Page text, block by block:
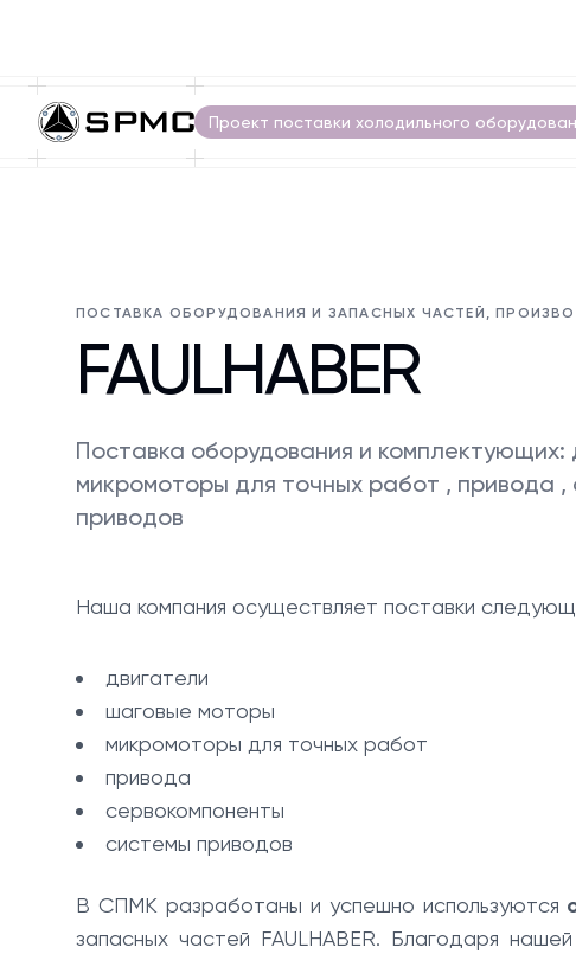
Проект поставки холодильного
ПОСТАВКА ОБОРУДОВАНИЯ И ЗАПАСНЫХ ЧАСТЕЙ,
FAULHABER
Поставка оборудования и
микромоторы для точных работ , привода
приводов
Наша компания осуществляет поставки
двигатели
шаговые моторы
микромоторы для точных работ
привода
сервокомпоненты
системы приводов
В СПМК разработаны и успешно используются
запасных частей FAULHABER. Благодаря